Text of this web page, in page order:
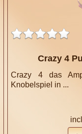
Crazy 4
Crazy 4 das
Knobelspiel in ...